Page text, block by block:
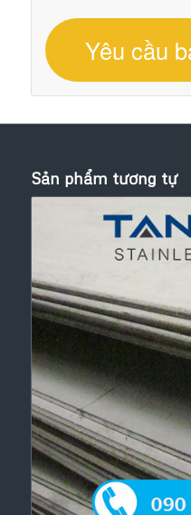
Yêu cầu
Sản phẩm tương tự